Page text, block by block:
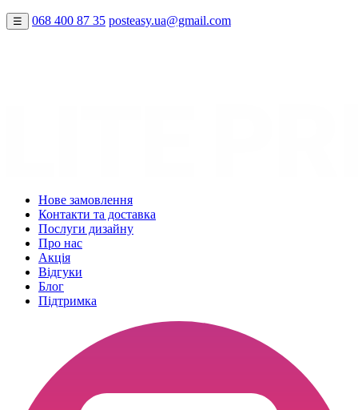
☰ 068 400 87 35 posteasy.ua@gmail.com
Нове замовлення
Контакти та доставка
Послуги дизайну
Про нас
Акція
Відгуки
Блог
Підтримка